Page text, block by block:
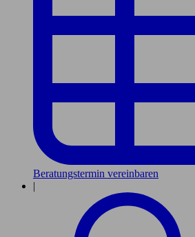
Beratungstermin vereinbaren
|